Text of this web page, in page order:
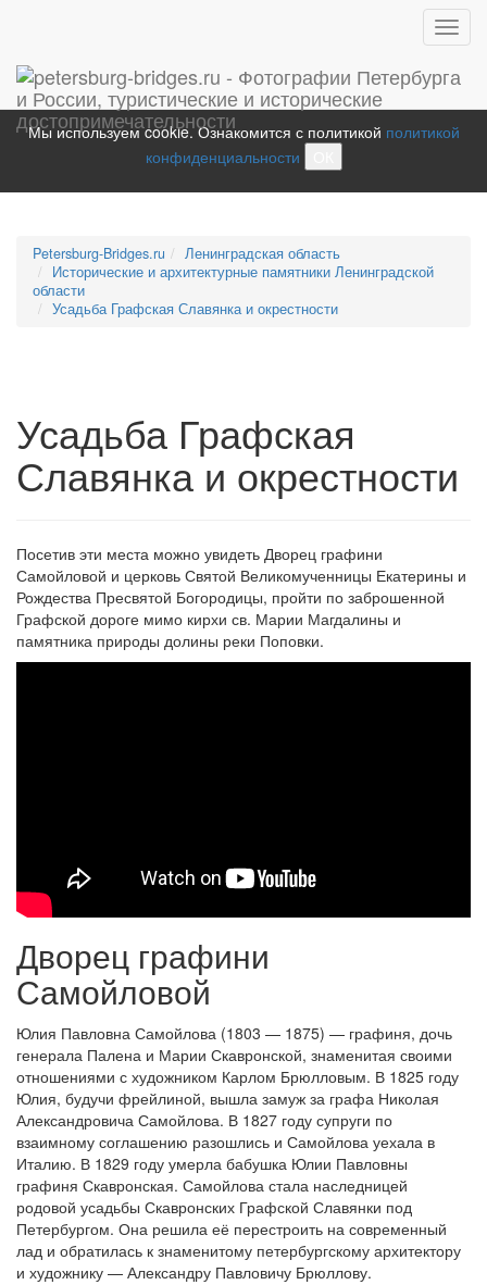
Мы используем cookie. Ознакомится с политикой политикой
конфиденциальности
Petersburg-Bridges.ru
Ленинградская область
Исторические и архитектурные памятники Ленинградской
области
Усадьба Графская Славянка и окрестности
Усадьба Графская
Славянка и окрестности
Посетив эти места можно увидеть Дворец графини
Самойловой и церковь Святой Великомученницы Екатерины и
Рождества Пресвятой Богородицы, пройти по заброшенной
Графской дороге мимо кирхи св. Марии Магдалины и
памятника природы долины реки Поповки.
Дворец графини
Самойловой
Юлия Павловна Самойлова (1803 — 1875) — графиня, дочь
генерала Палена и Марии Скавронской, знаменитая своими
отношениями с художником Карлом Брюлловым. В 1825 году
Юлия, будучи фрейлиной, вышла замуж за графа Николая
Александровича Самойлова. В 1827 году супруги по
взаимному соглашению разошлись и Самойлова уехала в
Италию. В 1829 году умерла бабушка Юлии Павловны
графиня Скавронская. Самойлова стала наследницей
родовой усадьбы Скавронских Графской Славянки под
Петербургом. Она решила её перестроить на современный
лад и обратилась к знаменитому петербургскому архитектору
и художнику — Александру Павловичу Брюллову.